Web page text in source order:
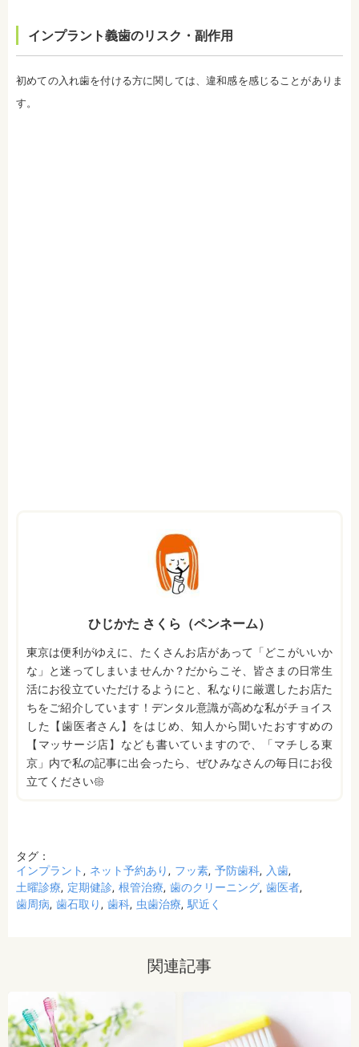
日本大学歯学部卒業
日本大学歯学部口腔外科第２講座大学院卒業
歯学博士（口腔外科学）
日本大学歯学部非常勤講師
社会福祉法人富士白苑理事
インプラント義歯のリスク・副作用
初めての入れ歯を付ける方に関しては、違和感を感じることがありま
す。
ひじかた さくら（ペンネーム）
東京は便利がゆえに、たくさんお店があって「どこがいいか
な」と迷ってしまいませんか？だからこそ、皆さまの日常生
活にお役立ていただけるようにと、私なりに厳選したお店た
ちをご紹介しています！デンタル意識が高めな私がチョイス
した【歯医者さん】をはじめ、知人から聞いたおすすめの
【マッサージ店】なども書いていますので、「マチしる東
京」内で私の記事に出会ったら、ぜひみなさんの毎日にお役
立てください𑁍
タグ：
インプラント
ネット予約あり フッ素 予防歯科
入歯
土曜診療
定期健診 根管治療 歯のクリーニング 歯医者
歯周病 歯石取り 歯科 虫歯治療 駅近く
関連記事